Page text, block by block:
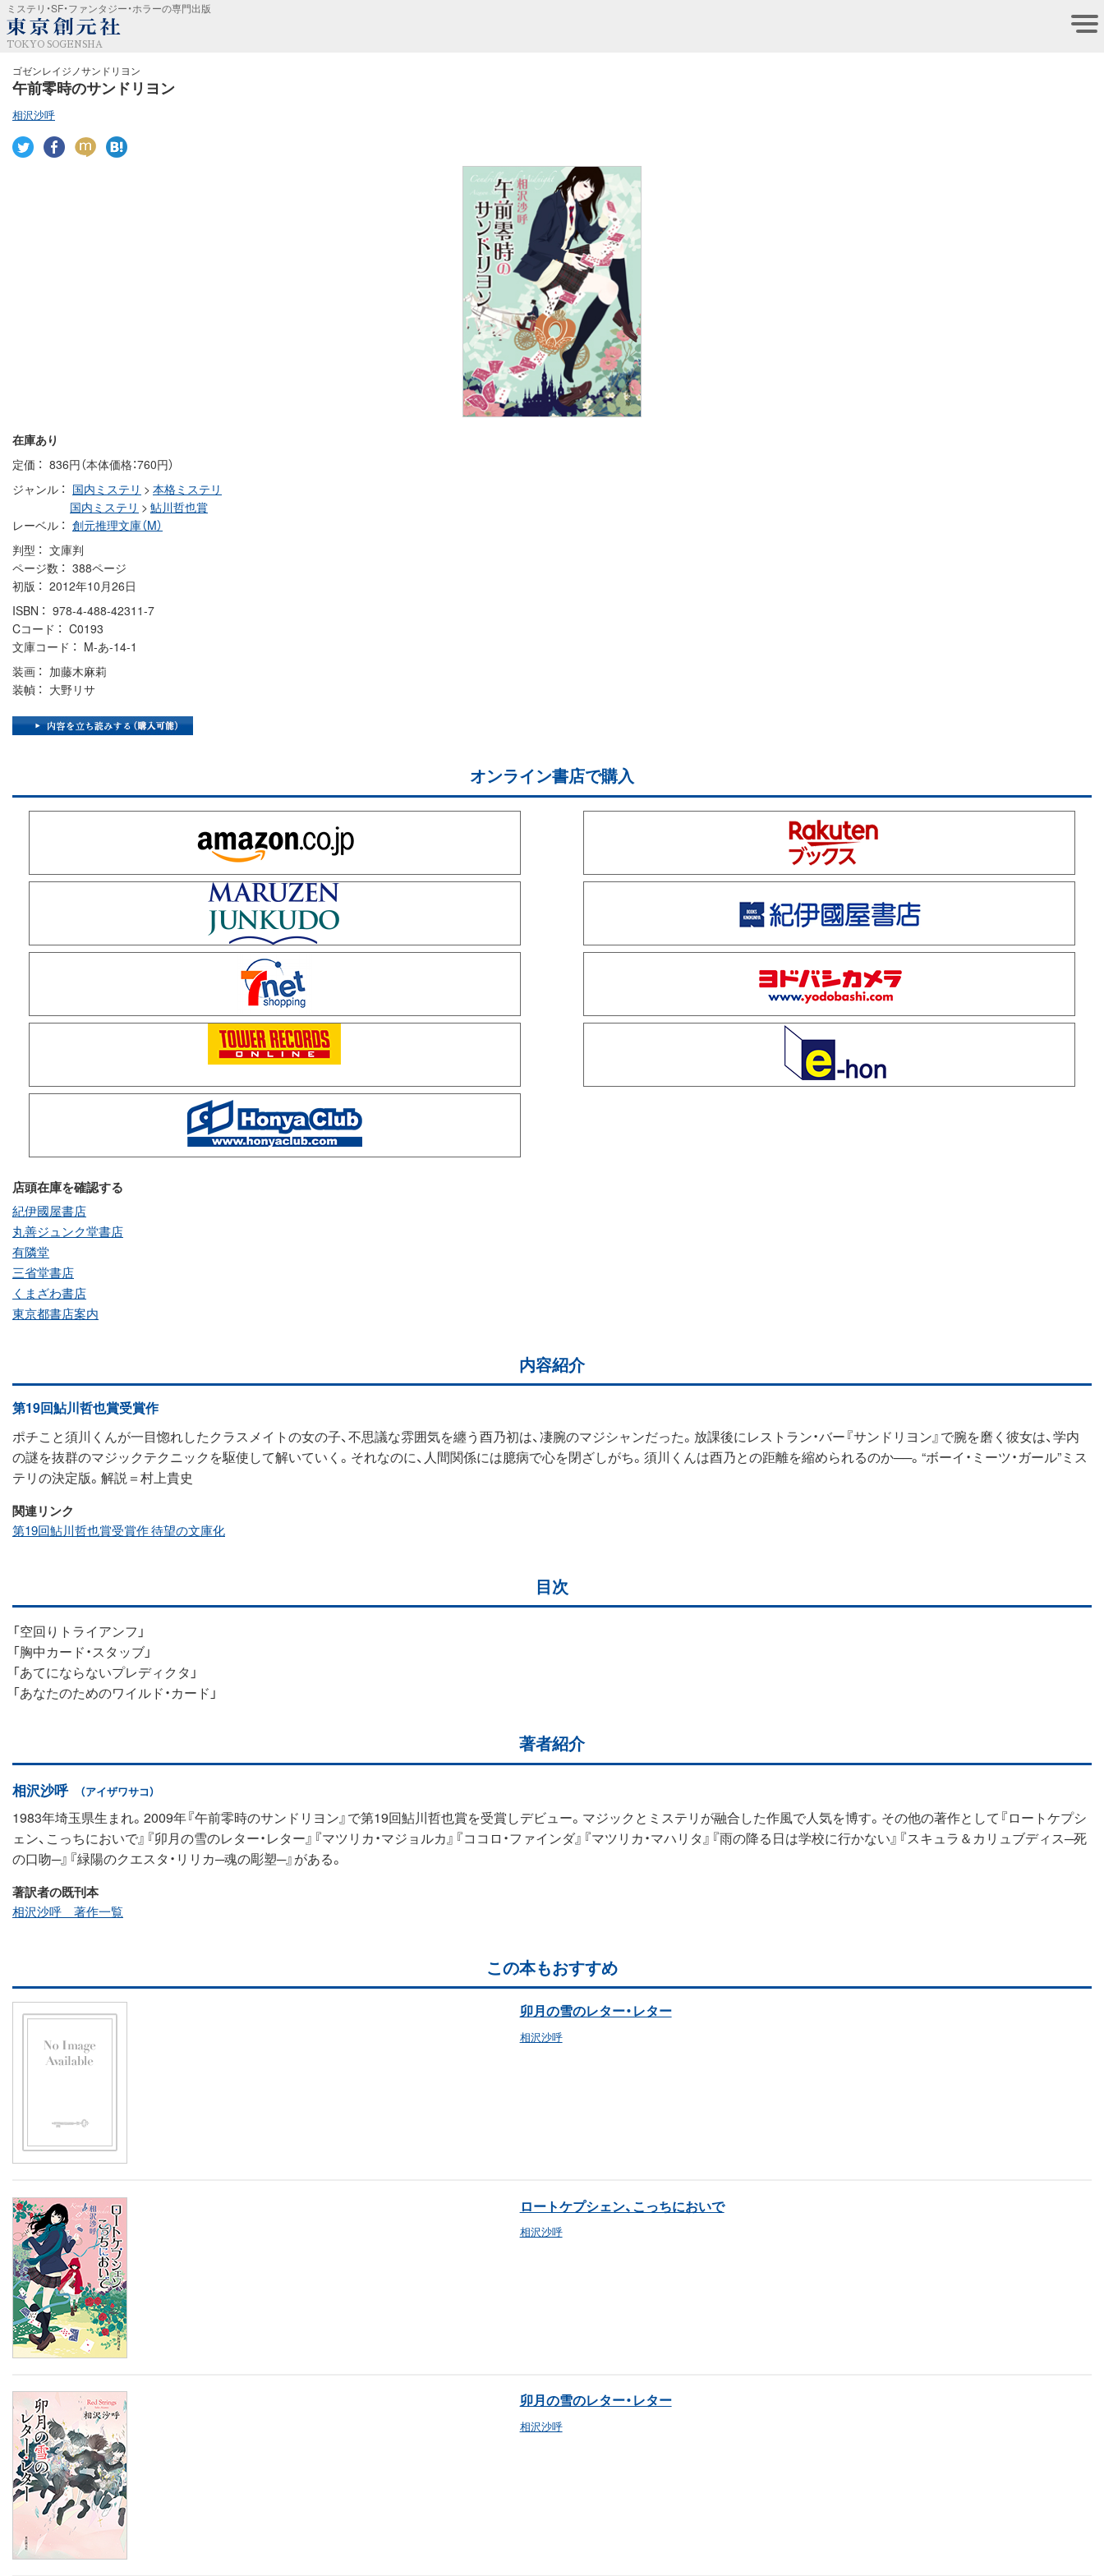
ミステリ・SF・ファンタジー・ホラーの専門出版
TOKYO SOGENSHA
ゴゼンレイジノサンドリヨン
午前零時のサンドリヨン
相沢沙呼
在庫あり
定価
836円（本体価格：760円）
ジャンル
国内ミステリ > 本格ミステリ
国内ミステリ > 鮎川哲也賞
レーベル
創元推理文庫（M）
判型
文庫判
ページ数
388ページ
初版
2012年10月26日
ISBN
978-4-488-42311-7
Cコード
C0193
文庫コード
M-あ-14-1
装画
加藤木麻莉
装幀
大野リサ
オンライン書店で購入
店頭在庫を確認する
紀伊國屋書店
丸善ジュンク堂書店
有隣堂
三省堂書店
くまざわ書店
東京都書店案内
内容紹介
第19回鮎川哲也賞受賞作
ポチこと須川くんが一目惚れしたクラスメイトの女の子、不思議な雰囲気を纏う酉乃初は、凄腕のマジシャンだった。放課後にレストラン・バー『サンドリヨン』で腕を磨く彼女は、学内
の謎を抜群のマジックテクニックを駆使して解いていく。それなのに、人間関係には臆病で心を閉ざしがち。須川くんは酉乃との距離を縮められるのか──。“ボーイ・ミーツ・ガール”ミス
テリの決定版。解説＝村上貴史
関連リンク
第19回鮎川哲也賞受賞作 待望の文庫化
目次
「空回りトライアンフ」
「胸中カード・スタッブ」
「あてにならないプレディクタ」
「あなたのためのワイルド・カード」
著者紹介
相沢沙呼 （アイザワサコ）
1983年埼玉県生まれ。2009年『午前零時のサンドリヨン』で第19回鮎川哲也賞を受賞しデビュー。マジックとミステリが融合した作風で人気を博す。その他の著作として『ロートケプシ
ェン、こっちにおいで』『卯月の雪のレター・レター』『マツリカ・マジョルカ』『ココロ・ファインダ』『マツリカ・マハリタ』『雨の降る日は学校に行かない』『スキュラ＆カリュブディス─死
の口吻─』『緑陽のクエスタ・リリカ─魂の彫塑─』がある。
著訳者の既刊本
相沢沙呼 著作一覧
この本もおすすめ
卯月の雪のレター・レター
相沢沙呼
ロートケプシェン、こっちにおいで
相沢沙呼
卯月の雪のレター・レター
相沢沙呼